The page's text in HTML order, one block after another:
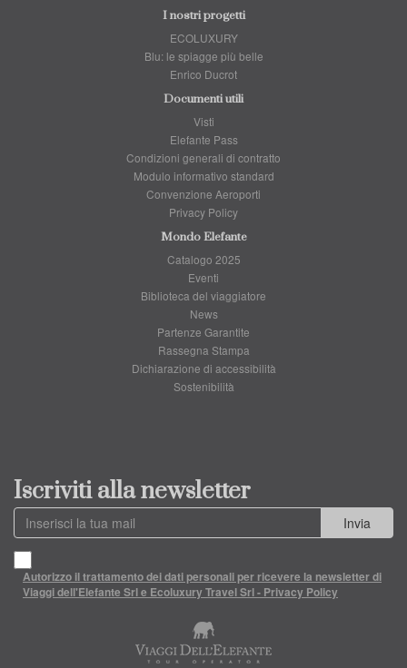
I nostri progetti
ECOLUXURY
Blu: le spiagge più belle
Enrico Ducrot
Documenti utili
Visti
Elefante Pass
Condizioni generali di contratto
Modulo informativo standard
Convenzione Aeroporti
Privacy Policy
Mondo Elefante
Catalogo 2025
Eventi
Biblioteca del viaggiatore
News
Partenze Garantite
Rassegna Stampa
Dichiarazione di accessibilità
Sostenibilità
Iscriviti alla newsletter
Invia
Autorizzo il trattamento dei dati personali per ricevere la newsletter di
Viaggi dell'Elefante Srl e Ecoluxury Travel Srl - Privacy Policy